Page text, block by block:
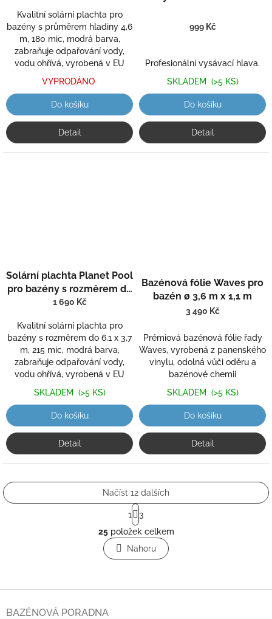
z
5
hvězdiček.
Kvalitní solární plachta pro
bazény s průměrem hladiny 4,6
m, 180 mic, modrá barva,
zabraňuje odpařování vody,
vodu ohřívá, vyrobená v EU
VYPRODÁNO
Do košíku
Detail
4,5
hvězdiček.
999 Kč
Profesionální vysávací hlava.
SKLADEM (>5 KS)
Do košíku
Detail
Solární plachta Planet Pool
pro bazény s rozměrem do
6,1 x 3,7 m
1 690 Kč
Kvalitní solární plachta pro
bazény s rozměrem do 6,1 x 3,7
m, 215 mic, modrá barva,
zabraňuje odpařování vody,
vodu ohřívá, vyrobená v EU
SKLADEM (>5 KS)
Do košíku
Detail
Bazénová fólie Waves pro
bazén ø 3,6 m x 1,1 m
3 490 Kč
Prémiová bazénová fólie řady
Waves, vyrobená z panenského
vinylu, odolná vůči oděru a
bazénové chemii
SKLADEM (>5 KS)
Do košíku
Detail
O
v
l
á
Načíst 12 dalších
S
t
r
á
n
k
á
1
3
25položek celkem
Nahoru
BAZÉNOVÁ PORADNA